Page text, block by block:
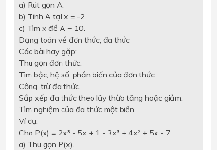
a) Rút gọn A.
b) Tính A tại x = -2.
c) Tìm x để A = 10.
Dạng toán về đơn thức, đa thức
Các bài hay gặp:
Thu gọn đơn thức.
Tìm bậc, hệ số, phần biến của đơn thức.
Cộng, trừ đa thức.
Sắp xếp đa thức theo lũy thừa tăng hoặc giảm.
Tìm nghiệm của đa thức một biến.
Ví dụ:
Cho P(x) = 2x³ - 5x + 1 - 3x³ + 4x² + 5x - 7.
a) Thu gọn P(x).